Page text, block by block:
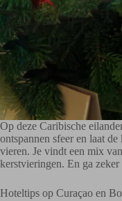
Op deze Caribische
ontspannen sfeer en laat
vieren. Je vindt een mix
kerstvieringen. En ga
Hoteltips op Curaçao en